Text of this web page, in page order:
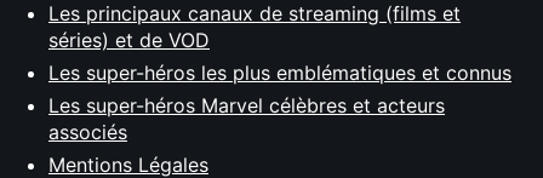
Les principaux canaux de streaming (films et
séries) et de VOD
Les super-héros les plus emblématiques et connus
Les super-héros Marvel célèbres et acteurs
associés
Mentions Légales